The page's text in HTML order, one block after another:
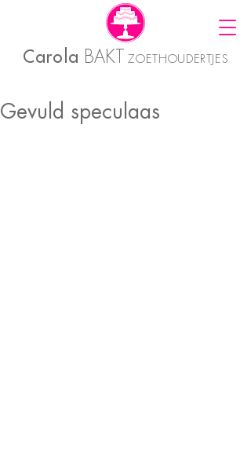
Carola BAKT ZOETHOUDERTJES
Gevuld speculaas